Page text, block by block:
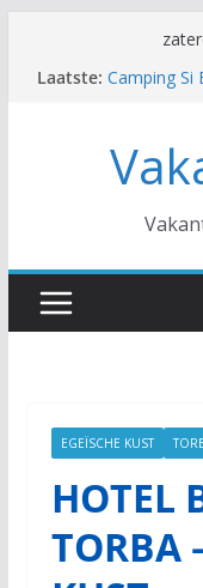
Laatste: Camping Si
Amoudara –
EuroParcs
EGEÏSCHE KUST
HOTEL
TORBA